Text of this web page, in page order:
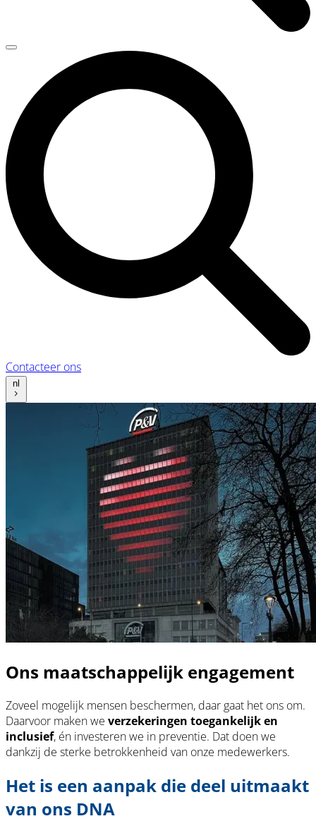
Contacteer ons
nl
Ons maatschappelijk engagement
Zoveel mogelijk mensen beschermen, daar gaat het ons om.
Daarvoor maken we verzekeringen toegankelijk en
inclusief, én investeren we in preventie. Dat doen we
dankzij de sterke betrokkenheid van onze medewerkers.
Het is een aanpak die deel uitmaakt
van ons DNA